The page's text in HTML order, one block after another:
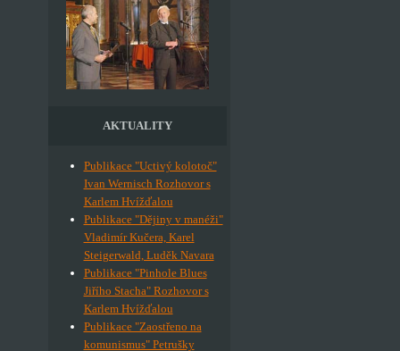
AKTUALITY
Publikace "Uctivý kolotoč"
Ivan Wernisch Rozhovor s
Karlem Hvížďalou
Publikace "Dějiny v manéži"
Vladimír Kučera, Karel
Steigerwald, Luděk Navara
Publikace "Pinhole Blues
Jiřího Stacha" Rozhovor s
Karlem Hvížďalou
Publikace "Zaostřeno na
komunismus" Petrušky